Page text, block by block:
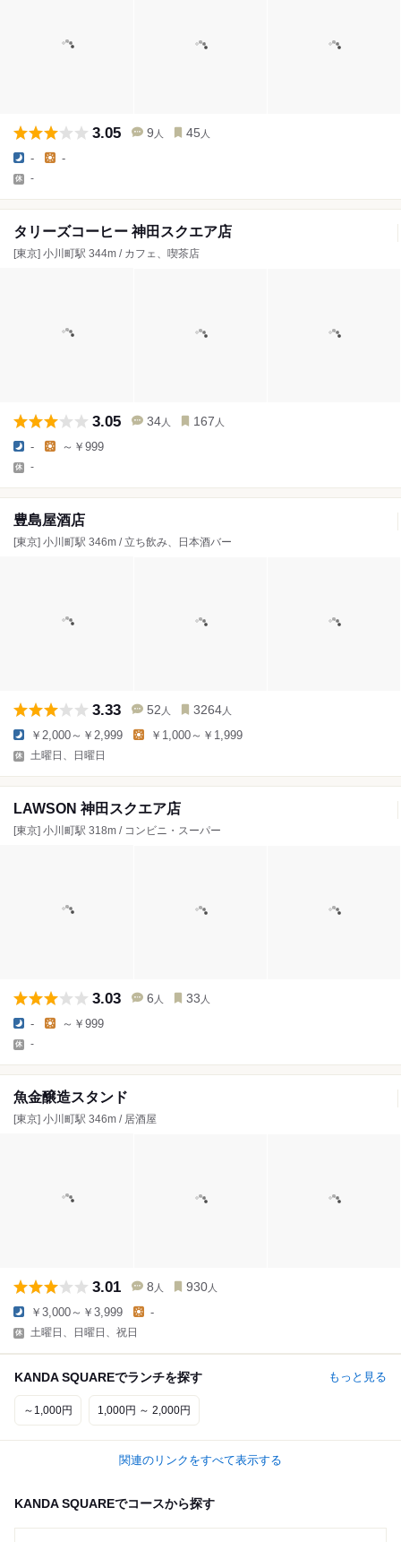
3.05 9 人 45 人
- -
-
タリーズコーヒー 神田スクエア店
[東京] 小川町駅 344m / カフェ、喫茶店
3.05 34 人 167 人
- ～￥999
-
豊島屋酒店
[東京] 小川町駅 346m / 立ち飲み、日本酒バー
3.33 52 人 3264 人
￥2,000～￥2,999 ￥1,000～￥1,999
土曜日、日曜日
LAWSON 神田スクエア店
[東京] 小川町駅 318m / コンビニ・スーパー
3.03 6 人 33 人
- ～￥999
-
魚金醸造スタンド
[東京] 小川町駅 346m / 居酒屋
3.01 8 人 930 人
￥3,000～￥3,999 -
土曜日、日曜日、祝日
KANDA SQUAREでランチを探す もっと見る
～1,000円 1,000円 ～ 2,000円
関連のリンクをすべて表示する
KANDA SQUAREでコースから探す